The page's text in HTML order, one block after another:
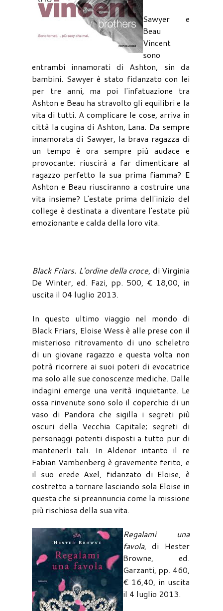
Sawyer e
Beau
Vincent
sono
entrambi innamorati di Ashton, sin da
bambini. Sawyer è stato fidanzato con lei
per tre anni, ma poi l'infatuazione tra
Ashton e Beau ha stravolto gli equilibri e la
vita di tutti. A complicare le cose, arriva in
città la cugina di Ashton, Lana. Da sempre
innamorata di Sawyer, la brava ragazza di
un tempo è ora sempre più audace e
provocante: riuscirà a far dimenticare al
ragazzo perfetto la sua prima fiamma? E
Ashton e Beau riusciranno a costruire una
vita insieme? L'estate prima dell'inizio del
college è destinata a diventare l'estate più
emozionante e calda della loro vita.
Black Friars. L'ordine della croce, di Virginia
De Winter, ed. Fazi, pp. 500, € 18,00, in
uscita il 04 luglio 2013.
In questo ultimo viaggio nel mondo di
Black Friars, Eloise Wess è alle prese con il
misterioso ritrovamento di uno scheletro
di un giovane ragazzo e questa volta non
potrà ricorrere ai suoi poteri di evocatrice
ma solo alle sue conoscenze mediche. Dalle
indagini emerge una verità inquietante. Le
ossa rinvenute sono solo il coperchio di un
vaso di Pandora che sigilla i segreti più
oscuri della Vecchia Capitale; segreti di
personaggi potenti disposti a tutto pur di
mantenerli tali. In Aldenor intanto il re
Fabian Vambenberg è gravemente ferito, e
il suo erede Axel, fidanzato di Eloise, è
costretto a tornare lasciando sola Eloise in
questa che si preannuncia come la missione
più rischiosa della sua vita.
Regalami una
favola, di Hester
Browne, ed.
Garzanti, pp. 460,
€ 16,40, in uscita
il 4 luglio 2013.